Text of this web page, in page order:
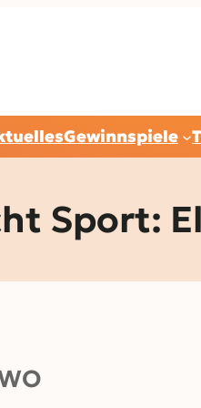
Gewinnspiele
Sport: